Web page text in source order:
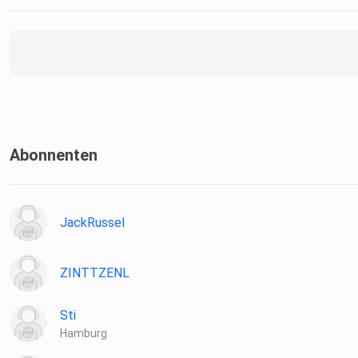
Abonnenten
JackRussel
ZINTTZENL
Sti
Hamburg